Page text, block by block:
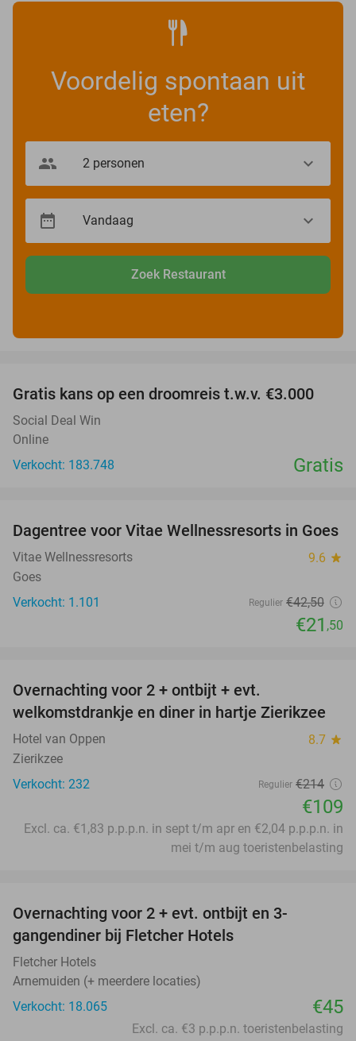
Voordelig spontaan uit
eten?
Zoek Restaurant
Gratis kans op een droomreis t.w.v. €3.000
Social Deal Win
Online
Verkocht: 183.748
Gratis
49%
Dagentree voor Vitae Wellnessresorts in Goes
Vitae Wellnessresorts 9.6 star
Goes
Verkocht: 1.101
Regulier €42,50
€21 ,50
Overnachting voor 2 + ontbijt + evt.
welkomstdrankje en diner in hartje Zierikzee
Hotel van Oppen 8.7 star
Zierikzee
Verkocht: 232
Regulier €214
€109
Excl. ca. €1,83 p.p.p.n. in sept t/m apr en €2,04 p.p.p.n. in
mei t/m aug toeristenbelasting
Overnachting voor 2 + evt. ontbijt en 3-
gangendiner bij Fletcher Hotels
Fletcher Hotels
Arnemuiden (+ meerdere locaties)
Verkocht: 18.065
€45
Excl. ca. €3 p.p.p.n. toeristenbelasting